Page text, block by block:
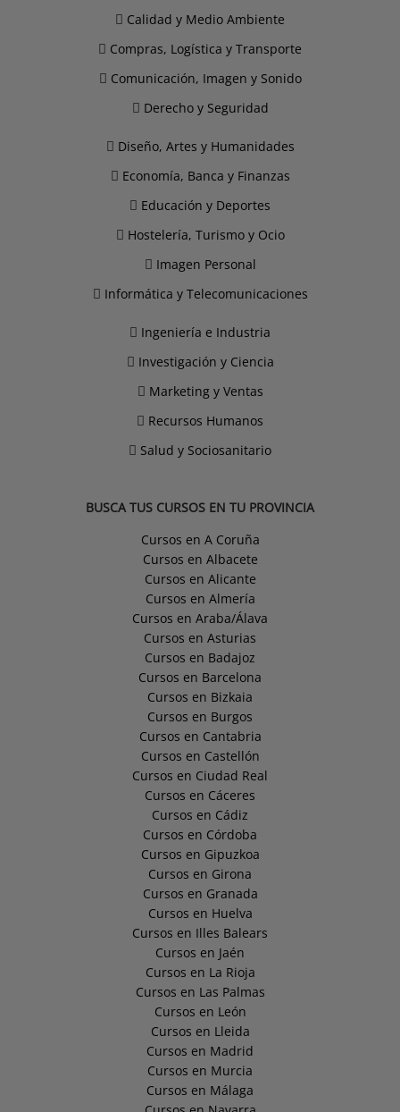
Calidad y Medio Ambiente
Compras, Logística y Transporte
Comunicación, Imagen y Sonido
Derecho y Seguridad
Diseño, Artes y Humanidades
Economía, Banca y Finanzas
Educación y Deportes
Hostelería, Turismo y Ocio
Imagen Personal
Informática y Telecomunicaciones
Ingeniería e Industria
Investigación y Ciencia
Marketing y Ventas
Recursos Humanos
Salud y Sociosanitario
BUSCA TUS CURSOS EN TU PROVINCIA
Cursos en A Coruña
Cursos en Albacete
Cursos en Alicante
Cursos en Almería
Cursos en Araba/Álava
Cursos en Asturias
Cursos en Badajoz
Cursos en Barcelona
Cursos en Bizkaia
Cursos en Burgos
Cursos en Cantabria
Cursos en Castellón
Cursos en Ciudad Real
Cursos en Cáceres
Cursos en Cádiz
Cursos en Córdoba
Cursos en Gipuzkoa
Cursos en Girona
Cursos en Granada
Cursos en Huelva
Cursos en Illes Balears
Cursos en Jaén
Cursos en La Rioja
Cursos en Las Palmas
Cursos en León
Cursos en Lleida
Cursos en Madrid
Cursos en Murcia
Cursos en Málaga